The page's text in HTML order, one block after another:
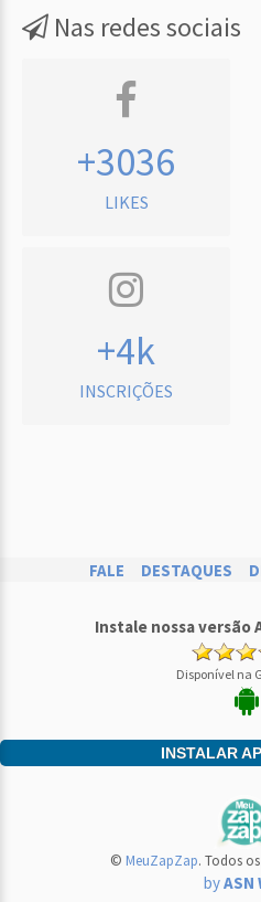
Nas redes sociais
+3036
LIKES
+4k
INSCRIÇÕES
FALE DESTAQUES
Instale nossa versão
Disponível na
INSTALAR
© MeuZapZap. Todos
byASN